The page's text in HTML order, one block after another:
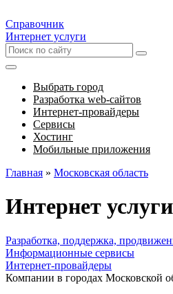
Справочник
Интернет услуги
Выбрать город
Разработка web-сайтов
Интернет-провайдеры
Сервисы
Хостинг
Мобильные приложения
Главная » Московская область
Интернет
Разработка, поддержка,
Информационные сервисы
Интернет-провайдеры
Компании в городах Московской